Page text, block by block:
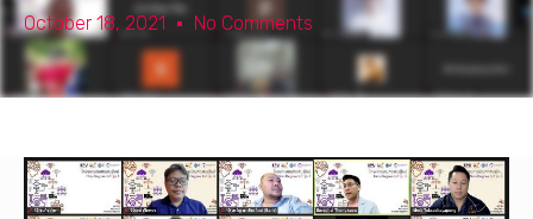
October 18, 2021 No Comments